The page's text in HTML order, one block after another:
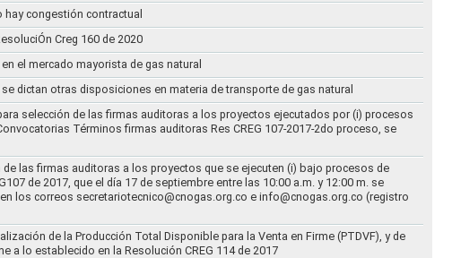
congestión contractual
Creg 160 de 2020
el mercado mayorista de gas natural
dictan otras disposiciones en materia de transporte de gas natural
selección de las firmas auditoras a los proyectos ejecutados por (i) procesos
Términos firmas auditoras Res CREG 107-2017-2do proceso, se
las firmas auditoras a los proyectos que se ejecuten (i) bajo procesos de
de 2017, que el día 17 de septiembre entre las 10:00 a.m. y 12:00 m. se
los correos secretariotecnico@cnogas.org.co e info@cnogas.org.co (registro
de la Producción Total Disponible para la Venta en Firme (PTDVF), y de
a lo establecido en la Resolución CREG 114 de 2017